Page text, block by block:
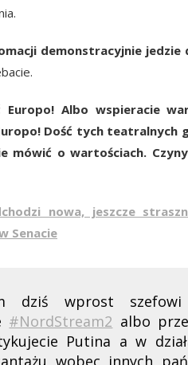
demonstracyjnie
Europo! Albo wspieracie
Dość tych
mówić o wartościach.
nowa, jeszcze
Senacie
dziś wprost
#NordStream2 albo
Putina a w
wobec innych